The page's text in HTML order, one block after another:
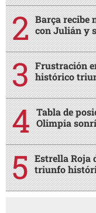
Barça recibe
con Julián y
Frustración
histórico
Tabla de
Olimpia
Estrella Roja
triunfo